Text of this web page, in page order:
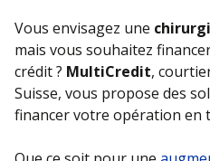
Vous envisagez une
mais vous souhaitez
crédit ? MultiCredit,
Suisse, vous propose des
financer votre opération en